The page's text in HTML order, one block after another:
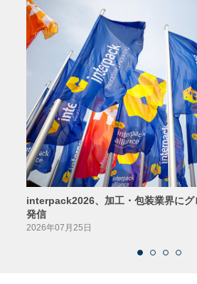
interpack2026、加工・包装業界にグ
発信
2026年07月25日